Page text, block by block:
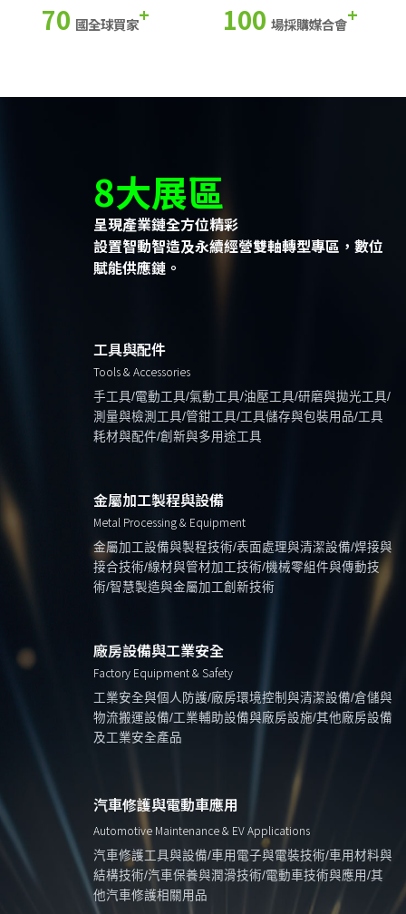
70 國全球買家+ 100 場採購媒合會+
8大展區
呈現產業鏈全方位精彩
設置智動智造及永續經營雙軸轉型專區，數位
賦能供應鏈。
工具與配件
Tools & Accessories
手工具/電動工具/氣動工具/油壓工具/研磨與拋光工具/
測量與檢測工具/管鉗工具/工具儲存與包裝用品/工具
耗材與配件/創新與多用途工具
金屬加工製程與設備
Metal Processing & Equipment
金屬加工設備與製程技術/表面處理與清潔設備/焊接與
接合技術/線材與管材加工技術/機械零組件與傳動技
術/智慧製造與金屬加工創新技術
廠房設備與工業安全
Factory Equipment & Safety
工業安全與個人防護/廠房環境控制與清潔設備/倉儲與
物流搬運設備/工業輔助設備與廠房設施/其他廠房設備
及工業安全產品
汽車修護與電動車應用
Automotive Maintenance & EV Applications
汽車修護工具與設備/車用電子與電裝技術/車用材料與
結構技術/汽車保養與潤滑技術/電動車技術與應用/其
他汽車修護相關用品